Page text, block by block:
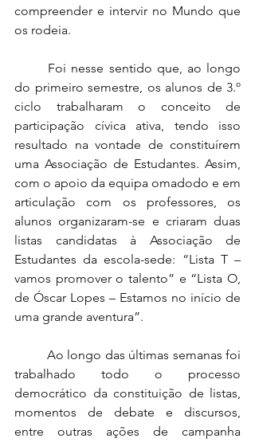
compreender e intervir no Mundo que
os rodeia.
do primeiro semestre, os alunos de 3.º
ciclo trabalharam o conceito de
participação cívica ativa, tendo isso
resultado na vontade de constituírem
uma Associação de Estudantes. Assim,
com o apoio da equipa omadodo e em
articulação com os professores, os
alunos organizaram-se e criaram duas
listas candidatas à Associação de
Estudantes da escola-sede: “Lista T –
vamos promover o talento” e “Lista O,
de Óscar Lopes – Estamos no início de
uma grande aventura”.
trabalhado todo o processo
democrático da constituição de listas,
momentos de debate e discursos,
entre outras ações de campanha